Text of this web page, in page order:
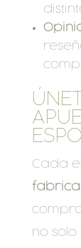
Cada
no